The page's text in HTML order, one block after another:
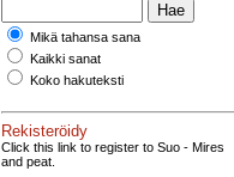
Mikä tahansa sana
Kaikki sanat
Koko hakuteksti
Rekisteröidy
Click this link to register to Suo - Mires
and peat.